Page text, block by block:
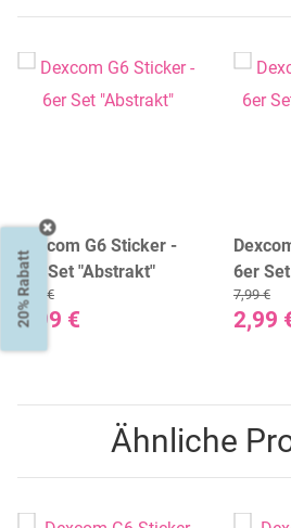
Dexcom G6 Sticker -
6er Set "Abstrakt"
2,99 €
7,99 €
6er
2,99
7,99 €
Ähnliche
20% Rabatt